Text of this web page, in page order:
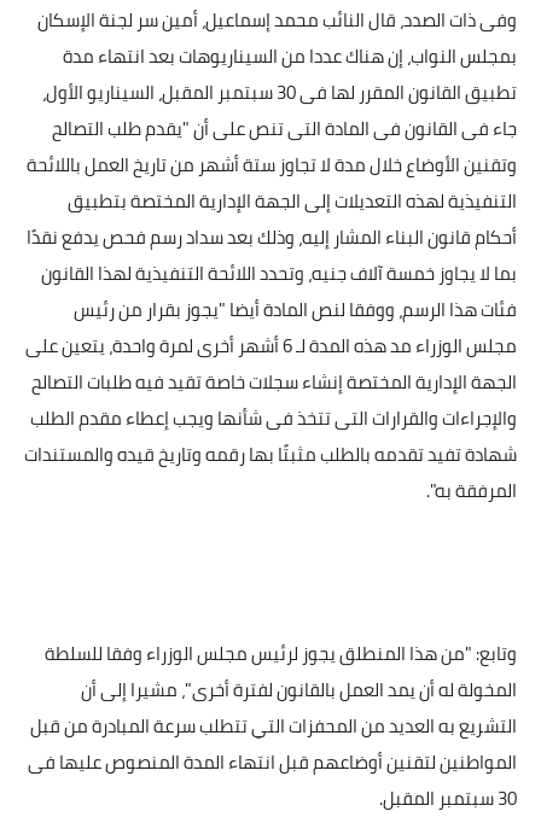
وفى ذات الصدد، قال النائب محمد إسماعيل، أمين سر لجنة الإسكان
بمجلس النواب، إن هناك عددا من السيناريوهات بعد انتهاء مدة
تطبيق القانون المقرر لها فى 30 سبتمبر المقبل، السيناريو الأول،
جاء فى القانون فى المادة التى تنص على أن "يقدم طلب التصالح
وتقنين الأوضاع خلال مدة لا تجاوز ستة أشهر من تاريخ العمل باللائحة
التنفيذية لهذه التعديلات إلى الجهة الإدارية المختصة بتطبيق
أحكام قانون البناء المشار إليه، وذلك بعد سداد رسم فحص يدفع نقدًا
بما لا يجاوز خمسة آلاف جنيه، وتحدد اللائحة التنفيذية لهذا القانون
فئات هذا الرسم، ووفقا لنص المادة أيضا "يجوز بقرار من رئيس
مجلس الوزراء مد هذه المدة لـ 6 أشهر أخرى لمرة واحدة، يتعين على
الجهة الإدارية المختصة إنشاء سجلات خاصة تقيد فيه طلبات التصالح
والإجراءات والقرارات التى تتخذ فى شأنها ويجب إعطاء مقدم الطلب
شهادة تفيد تقدمه بالطلب مثبتًا بها رقمه وتاريخ قيده والمستندات
المرفقة به".
وتابع: "من هذا المنطلق يجوز لرئيس مجلس الوزراء وفقا للسلطة
المخولة له أن يمد العمل بالقانون لفترة أخرى"، مشيرا إلى أن
التشريع به العديد من المحفزات التي تتطلب سرعة المبادرة من قبل
المواطنين لتقنين أوضاعهم قبل انتهاء المدة المنصوص عليها فى
30 سبتمبر المقبل.